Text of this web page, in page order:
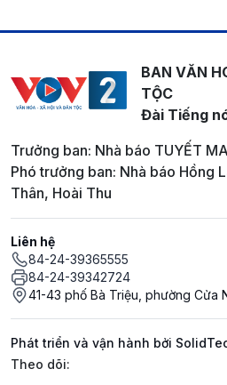
BAN VĂN
TỘC
Đài Tiếng
Trưởng ban: Nhà báo TUYẾT
Phó trưởng ban: Nhà báo Hồng
Thân, Hoài Thu
Liên hệ
84-24-39365555
84-24-39342724
41-43 phố Bà Triệu, phường Cửa
Phát triển và vận hành bởi
Mạng xã hội
Theo dõi: